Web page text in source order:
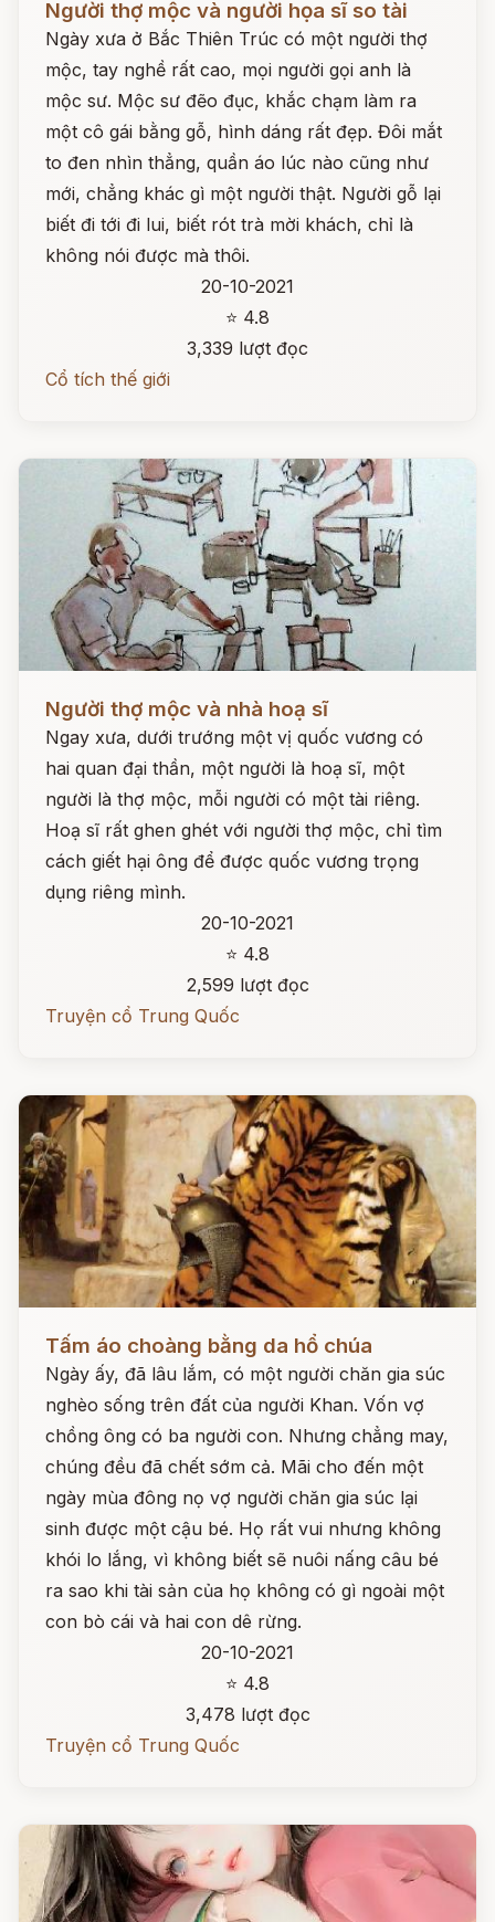
Người thợ mộc và người họa sĩ so tài
Ngày xưa ở Bắc Thiên Trúc có một người thợ
mộc, tay nghề rất cao, mọi người gọi anh là
mộc sư. Mộc sư đẽo đục, khắc chạm làm ra
một cô gái bằng gỗ, hình dáng rất đẹp. Đôi mắt
to đen nhìn thẳng, quần áo lúc nào cũng như
mới, chẳng khác gì một người thật. Người gỗ lại
biết đi tới đi lui, biết rót trà mời khách, chỉ là
không nói được mà thôi.
20-10-2021
⭐ 4.8
3,339 lượt đọc
Cổ tích thế giới
Người thợ mộc và nhà hoạ sĩ
Ngay xưa, dưới trướng một vị quốc vương có
hai quan đại thần, một người là hoạ sĩ, một
người là thợ mộc, mỗi người có một tài riêng.
Hoạ sĩ rất ghen ghét với người thợ mộc, chỉ tìm
cách giết hại ông để được quốc vương trọng
dụng riêng mình.
20-10-2021
⭐ 4.8
2,599 lượt đọc
Truyện cổ Trung Quốc
Đọc ngay
Tấm áo choàng bằng da hổ chúa
Ngày ấy, đã lâu lắm, có một người chăn gia súc
nghèo sống trên đất của người Khan. Vốn vợ
chồng ông có ba người con. Nhưng chẳng may,
chúng đều đã chết sớm cả. Mãi cho đến một
ngày mùa đông nọ vợ người chăn gia súc lại
sinh được một cậu bé. Họ rất vui nhưng không
khói lo lắng, vì không biết sẽ nuôi nấng câu bé
ra sao khi tài sản của họ không có gì ngoài một
con bò cái và hai con dê rừng.
20-10-2021
⭐ 4.8
3,478 lượt đọc
Truyện cổ Trung Quốc